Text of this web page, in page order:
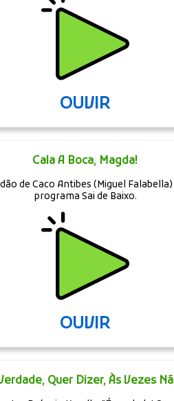
OUVIR
Cala A Boca, Magda!
de Caco Antibes (Miguel
programa Sai de Baixo.
OUVIR
Quer Dizer, Às Vezes